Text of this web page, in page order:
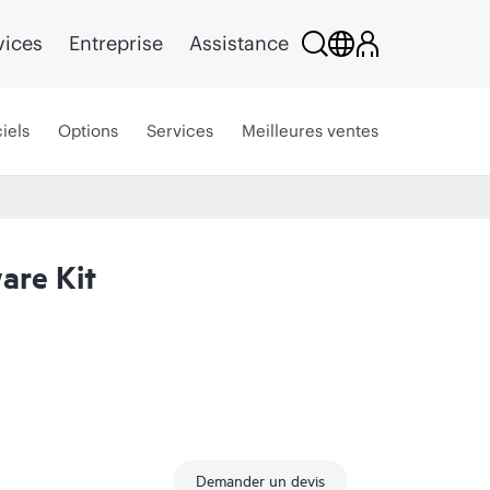
Entreprise Assistance
Options Services Meilleures ventes
Kit
Demander un devis